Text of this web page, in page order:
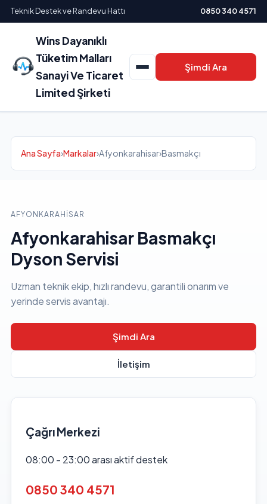
Teknik Destek ve Randevu Hattı 0850 340 4571
Wins Dayanıklı
Tüketim Malları
Sanayi Ve Ticaret
Limited Şirketi
Şimdi Ara
Ana Sayfa›Markalar›Afyonkarahisar›Basmakçı
AFYONKARAHISAR
Afyonkarahisar Basmakçı
Dyson Servisi
Uzman teknik ekip, hızlı randevu, garantili onarım ve
yerinde servis avantajı.
Şimdi Ara
İletişim
Çağrı Merkezi
08:00 - 23:00 arası aktif destek
0850 340 4571